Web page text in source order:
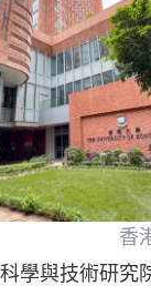
香
學與技術研究